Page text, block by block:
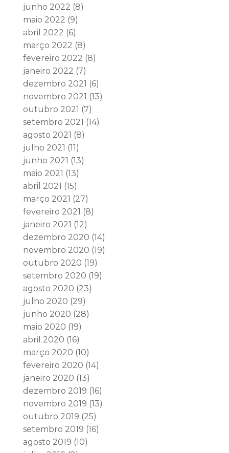
junho 2022 (8)
maio 2022 (9)
abril 2022 (6)
março 2022 (8)
fevereiro 2022 (8)
janeiro 2022 (7)
dezembro 2021 (6)
novembro 2021 (13)
outubro 2021 (7)
setembro 2021 (14)
agosto 2021 (8)
julho 2021 (11)
junho 2021 (13)
maio 2021 (13)
abril 2021 (15)
março 2021 (27)
fevereiro 2021 (8)
janeiro 2021 (12)
dezembro 2020 (14)
novembro 2020 (19)
outubro 2020 (19)
setembro 2020 (19)
agosto 2020 (23)
julho 2020 (29)
junho 2020 (28)
maio 2020 (19)
abril 2020 (16)
março 2020 (10)
fevereiro 2020 (14)
janeiro 2020 (13)
dezembro 2019 (16)
novembro 2019 (13)
outubro 2019 (25)
setembro 2019 (16)
agosto 2019 (10)